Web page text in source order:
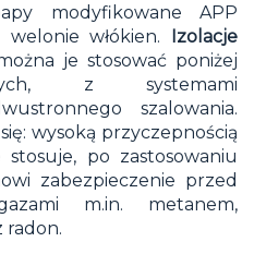
modyfikowane APP
włókien.
Izolacje
je stosować poniżej
z systemami
szalowania.
wysoką przyczepnością
po zastosowaniu
zabezpieczenie przed
m.in. metanem,
radon.